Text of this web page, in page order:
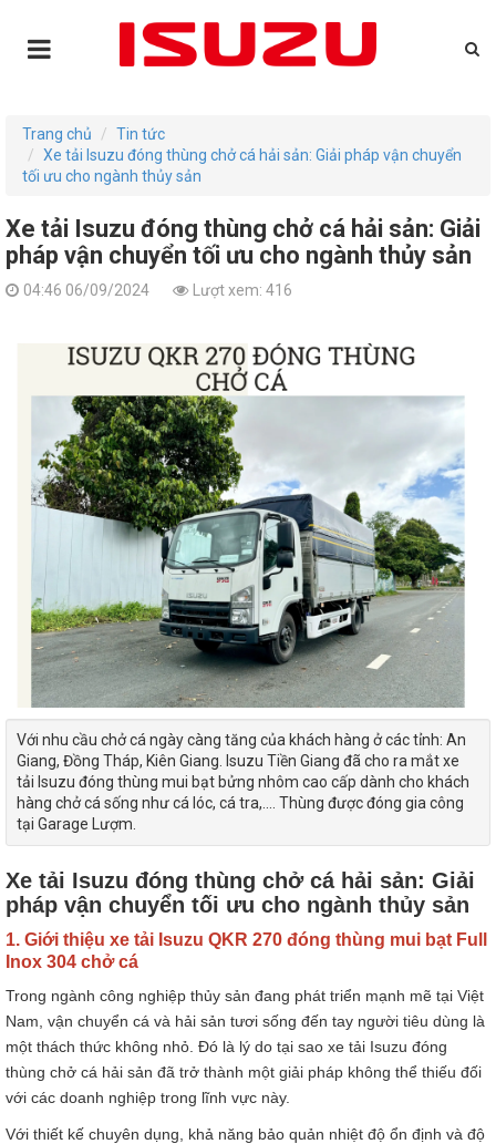
Trang chủ
Tin tức
Xe tải Isuzu đóng thùng chở cá hải sản: Giải pháp vận chuyển
tối ưu cho ngành thủy sản
Xe tải Isuzu đóng thùng chở cá hải sản: Giải
pháp vận chuyển tối ưu cho ngành thủy sản
04:46 06/09/2024 Lượt xem: 416
Với nhu cầu chở cá ngày càng tăng của khách hàng ở các tỉnh: An
Giang, Đồng Tháp, Kiên Giang. Isuzu Tiền Giang đã cho ra mắt xe
tải Isuzu đóng thùng mui bạt bửng nhôm cao cấp dành cho khách
hàng chở cá sống như cá lóc, cá tra,.... Thùng được đóng gia công
tại Garage Lượm.
Xe tải Isuzu đóng thùng chở cá hải sản: Giải
pháp vận chuyển tối ưu cho ngành thủy sản
1. Giới thiệu xe tải Isuzu QKR 270 đóng thùng mui bạt Full
Inox 304 chở cá
Trong ngành công nghiệp thủy sản đang phát triển mạnh mẽ tại Việt
Nam, vận chuyển cá và hải sản tươi sống đến tay người tiêu dùng là
một thách thức không nhỏ. Đó là lý do tại sao xe tải Isuzu đóng
thùng chở cá hải sản đã trở thành một giải pháp không thể thiếu đối
với các doanh nghiệp trong lĩnh vực này.
Với thiết kế chuyên dụng, khả năng bảo quản nhiệt độ ổn định và độ